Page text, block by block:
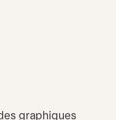
graphiques